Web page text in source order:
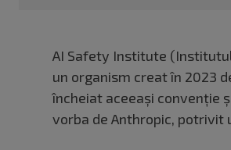
AI Safety Institute
un organism creat în 2023
încheiat aceeaşi convenţie
vorba de Anthropic, potrivit